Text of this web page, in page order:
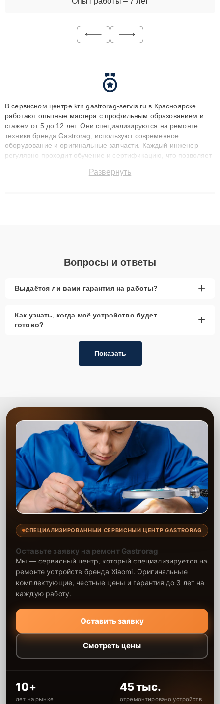
В сервисном центре krn.gastrorag-servis.ru в Красноярске
работают опытные мастера с профильным образованием и
стажем от 5 до 12 лет. Они специализируются на ремонте
техники бренда Gastrorag, используют современное
оборудование и оригинальные запчасти. Каждый инженер
регулярно проходит обучение и сертификацию, что позволяет
технику с сохранением гарантии до 3 лет. Наши мастера
Развернуть
Вопросы и ответы
Выдаётся ли вами гарантия на работы? +
Как узнать, когда моё устройство будет
готово?
+
Показать
СПЕЦИАЛИЗИРОВАННЫЙ СЕРВИСНЫЙ ЦЕНТР GASTRORAG
Оставьте заявку на ремонт Gastrorag
Мы — сервисный центр, который специализируется на
ремонте устройств бренда Xiaomi. Оригинальные
комплектующие, честные цены и гарантия до 3 лет на
каждую работу.
Оставить заявку
Смотреть цены
10+
лет на рынке
45 тыс.
отремонтировано устройств